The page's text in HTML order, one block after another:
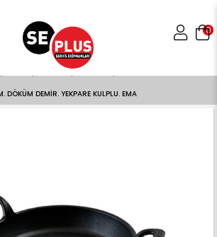
0
DEMİR. YEKPARE KULPLU. EMA